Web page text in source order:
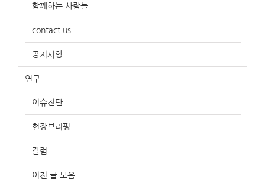
함께하는 사람들
contact us
공지사항
연구
이슈진단
현장브리핑
칼럼
이전 글 모음